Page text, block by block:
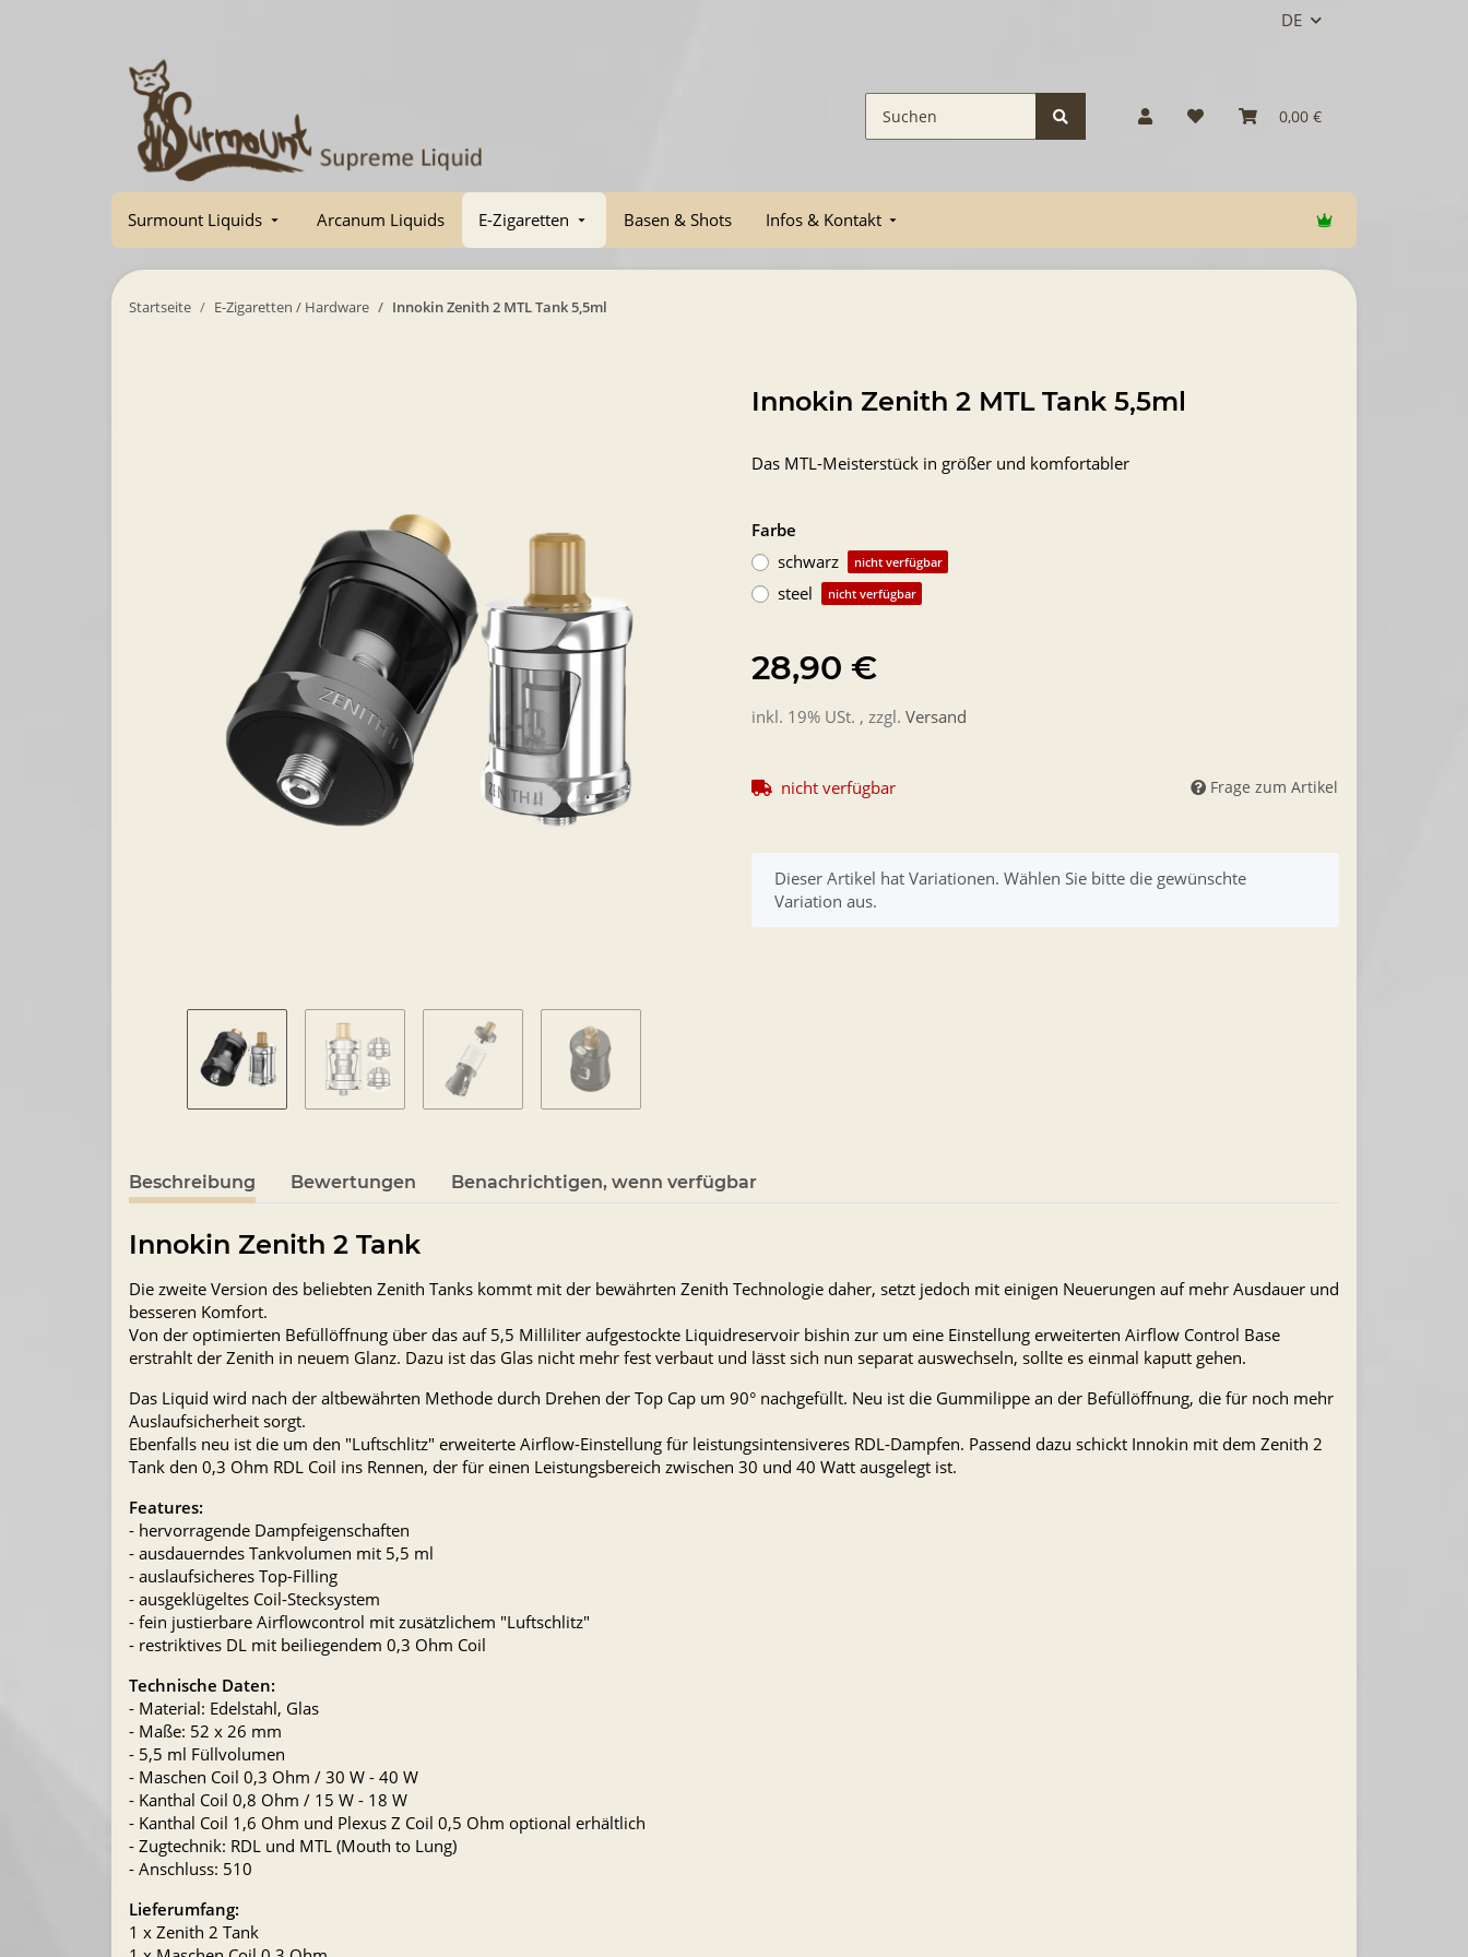
DE
0,00 €
Surmount Liquids Arcanum Liquids E-Zigaretten Basen & Shots Infos & Kontakt
Startseite E-Zigaretten / Hardware Innokin Zenith 2 MTL Tank 5,5ml
Innokin Zenith 2 MTL Tank 5,5ml
Das MTL-Meisterstück in größer und komfortabler
Farbe
schwarz
nicht verfügbar
steel nicht verfügbar
28,90 €
inkl. 19% USt. , zzgl. Versand
nicht verfügbar Frage zum Artikel
x
Dieser Artikel hat Variationen. Wählen Sie bitte die gewünschte
Variation aus.
Beschreibung Bewertungen Benachrichtigen, wenn verfügbar
Innokin Zenith 2 Tank
Die zweite Version des beliebten Zenith Tanks kommt mit der bewährten Zenith Technologie daher, setzt jedoch mit einigen Neuerungen auf mehr Ausdauer und
besseren Komfort.
Von der optimierten Befüllöffnung über das auf 5,5 Milliliter aufgestockte Liquidreservoir bishin zur um eine Einstellung erweiterten Airflow Control Base
erstrahlt der Zenith in neuem Glanz. Dazu ist das Glas nicht mehr fest verbaut und lässt sich nun separat auswechseln, sollte es einmal kaputt gehen.
Das Liquid wird nach der altbewährten Methode durch Drehen der Top Cap um 90° nachgefüllt. Neu ist die Gummilippe an der Befüllöffnung, die für noch mehr
Auslaufsicherheit sorgt.
Ebenfalls neu ist die um den "Luftschlitz" erweiterte Airflow-Einstellung für leistungsintensiveres RDL-Dampfen. Passend dazu schickt Innokin mit dem Zenith 2
Tank den 0,3 Ohm RDL Coil ins Rennen, der für einen Leistungsbereich zwischen 30 und 40 Watt ausgelegt ist.
Features:
- hervorragende Dampfeigenschaften
- ausdauerndes Tankvolumen mit 5,5 ml
- auslaufsicheres Top-Filling
- ausgeklügeltes Coil-Stecksystem
- fein justierbare Airflowcontrol mit zusätzlichem "Luftschlitz"
- restriktives DL mit beiliegendem 0,3 Ohm Coil
Technische Daten:
- Material: Edelstahl, Glas
- Maße: 52 x 26 mm
- 5,5 ml Füllvolumen
- Maschen Coil 0,3 Ohm / 30 W - 40 W
- Kanthal Coil 0,8 Ohm / 15 W - 18 W
- Kanthal Coil 1,6 Ohm und Plexus Z Coil 0,5 Ohm optional erhältlich
- Zugtechnik: RDL und MTL (Mouth to Lung)
- Anschluss: 510
Lieferumfang:
1 x Zenith 2 Tank